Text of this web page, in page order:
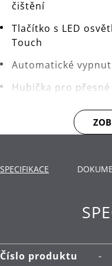
čištění
Tlačítko s LED
Touch
Automatické
Hubička pro
Bezdrátový
základnou včetně
mléčná pěna na
250 ml
SPECIFIKACE
Číslo produktu
-